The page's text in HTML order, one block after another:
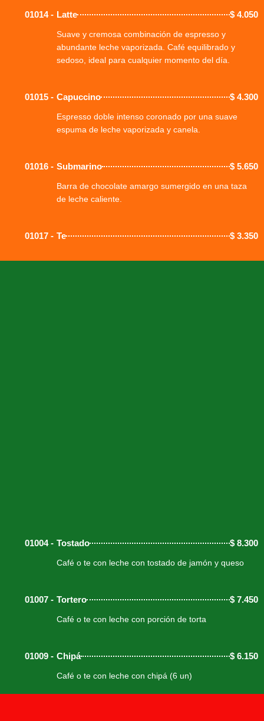
01014 - Latte $4.050
Suave y cremosa combinación de espresso y
abundante leche vaporizada. Café equilibrado y
sedoso, ideal para cualquier momento del día.
01015 - Capuccino $4.300
Espresso doble intenso coronado por una suave
espuma de leche vaporizada y canela.
01016 - Submarino $5.650
Barra de chocolate amargo sumergido en una taza
de leche caliente.
01017 - Te $3.350
01004 - Tostado $8.300
Café o te con leche con tostado de jamón y queso
01007 - Tortero $7.450
Café o te con leche con porción de torta
01009 - Chipá $6.150
Café o te con leche con chipá (6 un)